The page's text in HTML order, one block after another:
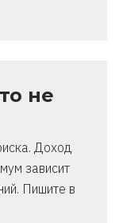
не
Доход
зависит
Пишите в